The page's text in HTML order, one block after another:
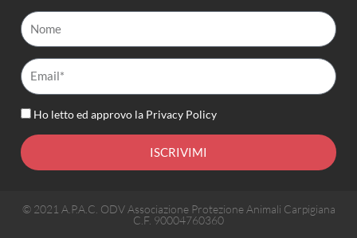
Nome
Email*
Ho letto ed approvo la Privacy Policy
ISCRIVIMI
© 2021 A.P.A.C. ODV Associazione Protezione Animali Carpigiana
C.F. 90004760360